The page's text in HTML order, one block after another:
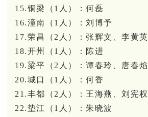
15.铜梁（1人）：何磊
16.潼南（1人）：刘博予
17.荣昌（2人）：张辉文、李黄英
18.开州（1人）：陈进
19.梁平（2人）：谭春玲、唐春焰
20.城口（1人）：何香
21.丰都（2人）：王海燕、刘宪权
22.垫江（1人）：朱晓波